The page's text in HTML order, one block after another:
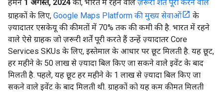
हमने 1 अगस्त, 2024 को, भारत में रहने वाले ज़रूरी शर्तें पूरी करने वाले
ग्राहकों के लिए, Google Maps Platform की मुख्य सेवाओं
के
ज़्यादातर एसकेयू की कीमतों में 70% तक की कमी की है. भारत में रहने
वाले ऐसे ग्राहक जो ज़रूरी शर्तें पूरी करते हैं उन्हें ज़्यादातर Core
Services SKUs के लिए, इस्तेमाल के आधार पर छूट मिलती है. यह छूट,
हर महीने के 50 लाख से ज़्यादा बिल किए जा सकने वाले इवेंट के बाद
मिलती है. पहले, यह छूट हर महीने के 1 लाख से ज़्यादा बिल किए जा
सकने वाले इवेंट के बाद मिलती थी. ग्राहकों को यह कम कीमत मिलती